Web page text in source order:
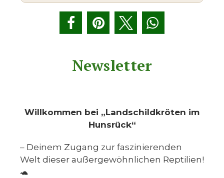
Newsletter
Willkommen bei „Landschildkröten im
Hunsrück“
– Deinem Zugang zur faszinierenden
Welt dieser außergewöhnlichen Reptilien!
🐢